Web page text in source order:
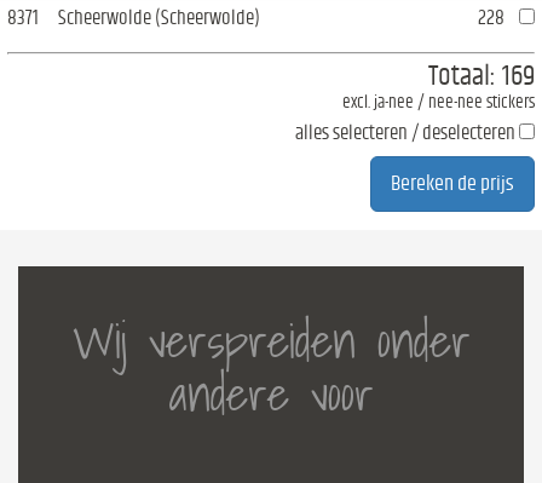
8371
Scheerwolde (Scheerwolde) 228
Totaal: 169
excl. ja-nee / nee-nee stickers
alles selecteren / deselecteren
Wij verspreiden onder
andere voor